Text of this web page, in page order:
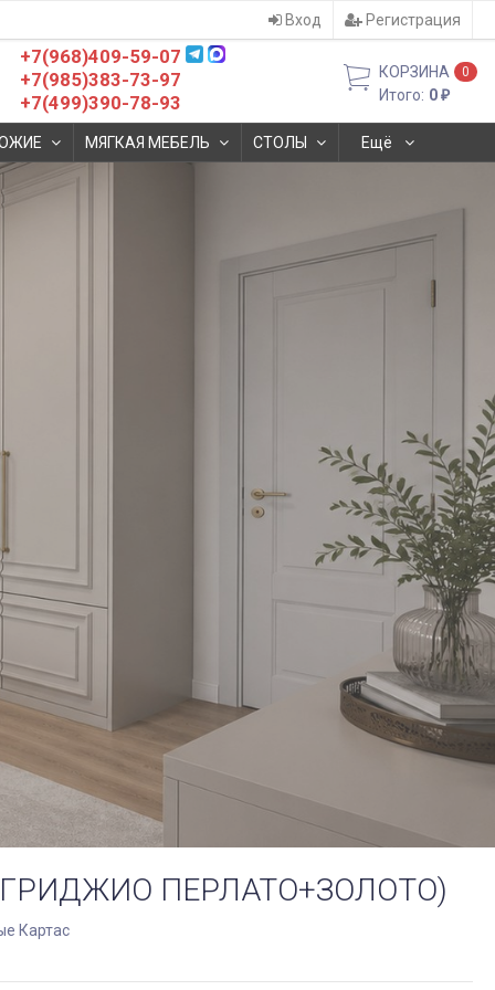
Вход Регистрация
+7(968)409-59-07
+7(985)383-73-97
+7(499)390-78-93
КОРЗИНА 0
Итого: 0₽
МЯГКАЯ МЕБЕЛЬ СТОЛЫ Ещё
ПЕРЛАТО+ЗОЛОТО)
Картас